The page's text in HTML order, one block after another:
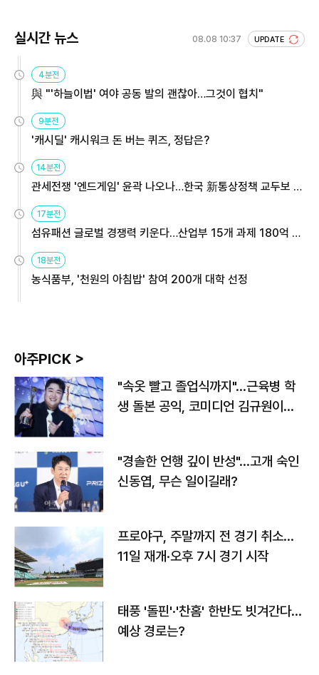
실시간 뉴스 08.08 10:37 UPDATE
4분전
與 "'하늘이법' 여야 공동 발의 괜찮아…그것이 협치"
9분전
'캐시딜' 캐시워크 돈 버는 퀴즈, 정답은?
14분전
관세전쟁 '엔드게임' 윤곽 나오나…한국 新통상정책 교두보 활
17분전
섬유패션 글로벌 경쟁력 키운다…산업부 15개 과제 180억 지
18분전
농식품부, '천원의 아침밥' 참여 200개 대학 선정
아주PICK >
"속옷 빨고 졸업식까지"…근육병 학
생 돌본 공익, 코미디언 김규원이었
"경솔한 언행 깊이 반성"…고개 숙인
신동엽, 무슨 일이길래?
프로야구, 주말까지 전 경기 취소…
11일 재개·오후 7시 경기 시작
태풍 '돌핀'·'찬홈' 한반도 빗겨간다…
예상 경로는?